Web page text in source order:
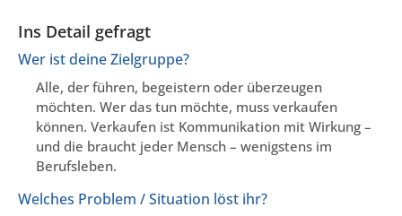
Ins Detail gefragt
Wer ist deine Zielgruppe?
Alle, der führen, begeistern oder überzeugen
möchten. Wer das tun möchte, muss verkaufen
können. Verkaufen ist Kommunikation mit Wirkung –
und die braucht jeder Mensch – wenigstens im
Berufsleben.
Welches Problem / Situation löst ihr?